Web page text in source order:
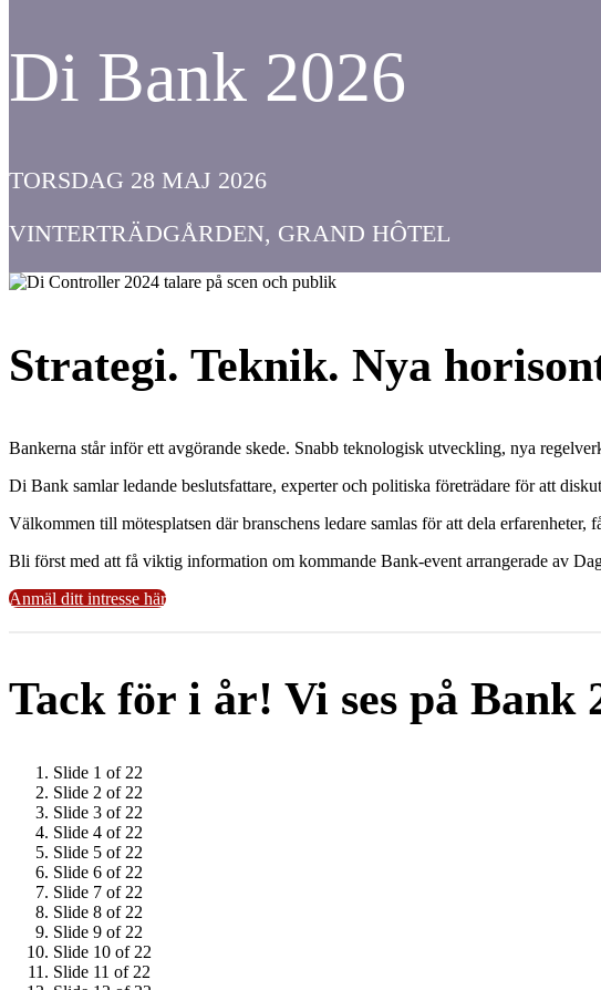
Di Bank 2026
TORSDAG 28 MAJ 2026
VINTERTRÄDGÅRDEN, GRAND HÔTEL
Strategi. Teknik. Nya
Bankerna står inför ett avgörande skede. Snabb teknologisk utveckling, nya
Di Bank samlar ledande beslutsfattare, experter och politiska företrädare för att
Välkommen till mötesplatsen där branschens ledare samlas för att dela
Bli först med att få viktig information om kommande Bank-event arrangerade av
Anmäl ditt intresse här
Tack för i år! Vi ses på Bank
Slide 1 of 22
Slide 2 of 22
Slide 3 of 22
Slide 4 of 22
Slide 5 of 22
Slide 6 of 22
Slide 7 of 22
Slide 8 of 22
Slide 9 of 22
Slide 10 of 22
Slide 11 of 22